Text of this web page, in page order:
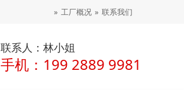
» 工厂概况 » 联系我们
联系人：林小姐
手机：199 2889 9981